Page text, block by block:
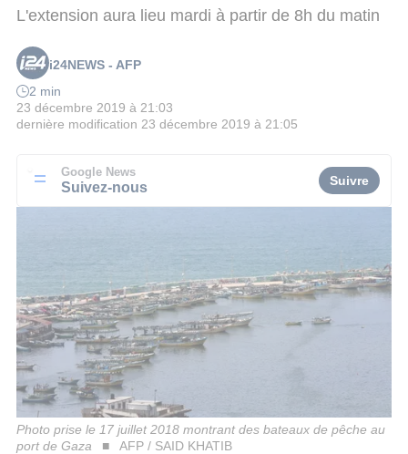
L'extension aura lieu mardi à partir de 8h du matin
i24NEWS - AFP
2 min
23 décembre 2019 à 21:03
dernière modification 23 décembre 2019 à 21:05
Google News
Suivez-nous Suivre
Photo prise le 17 juillet 2018 montrant des bateaux de pêche au
port de Gaza
AFP / SAID KHATIB